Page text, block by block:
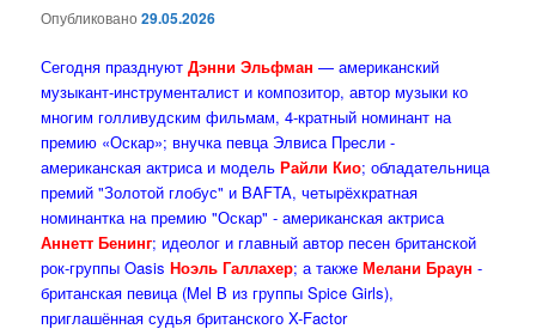
Опубликовано29.05.2026
Сегодня празднуютДэнни Эльфман — американский
музыкант-инструменталист и композитор, автор музыки ко
многим голливудским фильмам, 4-кратный номинант на
премию «Оскар»; внучка певца Элвиса Пресли -
американская актриса и модель Райли Кио; обладательница
премий "Золотой глобус" и BAFTA, четырёхкратная
номинантка на премию "Оскар" - американская актриса
Аннетт Бенинг; идеолог и главный автор песен британской
рок-группы OasisНоэль Галлахер; а такжеМелани Браун -
британская певица (Mel B из группы Spice Girls),
приглашённая судья британского X-Factor